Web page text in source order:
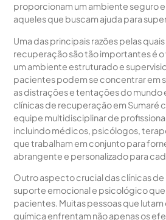
proporcionam um ambiente seguro
aqueles que buscam ajuda para
Uma das principais razões pelas
recuperação são tão importantes é
um ambiente estruturado e
pacientes podem se concentrar em
as distrações e tentações do mundo
clínicas de recuperação em Sumaré
equipe multidisciplinar de
incluindo médicos, psicólogos,
que trabalham em conjunto para
abrangente e personalizado para
Outro aspecto crucial das clínicas
suporte emocional e psicológico
pacientes. Muitas pessoas que
química enfrentam não apenas os